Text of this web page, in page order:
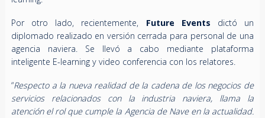
Por otro lado, recientemente, Future Events dictó un
diplomado realizado en versión cerrada para personal de una
agencia naviera. Se llevó a cabo mediante plataforma
inteligente E-learning y video conferencia con los relatores.
“Respecto a la nueva realidad de la cadena de los negocios de
servicios relacionados con la industria naviera, llama la
atención el rol que cumple la Agencia de Nave en la actualidad.